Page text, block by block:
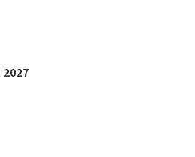
2027